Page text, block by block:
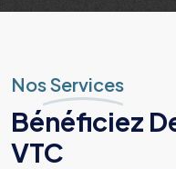
Nos Services
Bénéficiez
VTC